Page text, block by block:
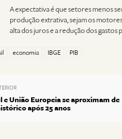
A expectativa é que setores menos
produção extrativa, sejam os
alta dos juros e a redução dos gastos
economia IBGE PIB
e União Europeia se aproximam de
após 25 anos